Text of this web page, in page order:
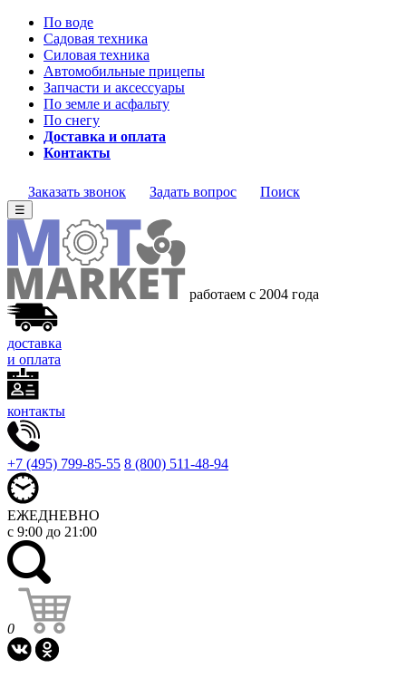
По воде
Садовая техника
Силовая техника
Автомобильные прицепы
Запчасти и аксессуары
По земле и асфальту
По снегу
Доставка и оплата
Контакты
Заказать звонок Задать вопрос Поиск
☰
работаем с 2004 года
доставка
и оплата
контакты
+7 (495) 799-85-55 8 (800) 511-48-94
ЕЖЕДНЕВНО
с 9:00 до 21:00
0